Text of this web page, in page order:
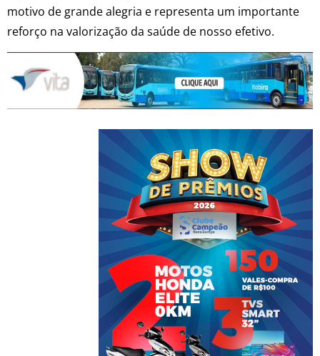
motivo de grande alegria e representa um importante
reforço na valorização da saúde de nosso efetivo.